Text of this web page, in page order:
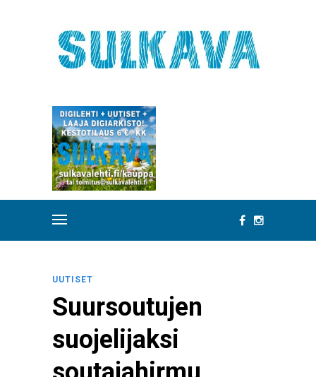
UUTISET
Suursoutujen
suojelijaksi